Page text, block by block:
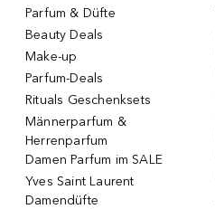
Parfum & Düfte
Beauty Deals
Make-up
Parfum-Deals
Rituals Geschenksets
Männerparfum &
Herrenparfum
Damen Parfum im SALE
Yves Saint Laurent
Damendüfte